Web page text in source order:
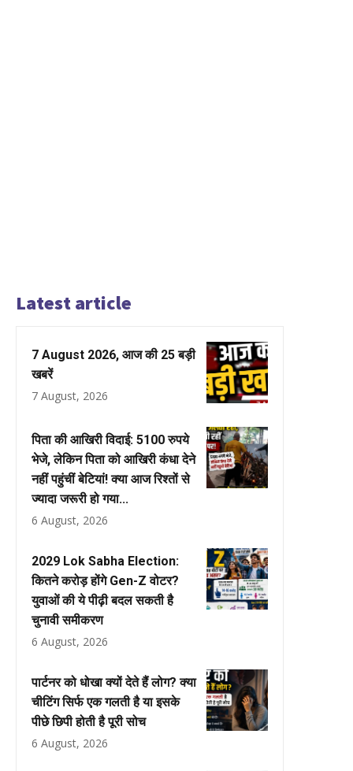
Latest article
7 August 2026, आज की 25 बड़ी
खबरें
7 August, 2026
पिता की आखिरी विदाई: 5100 रुपये
भेजे, लेकिन पिता को आखिरी कंधा देने
नहीं पहुंचीं बेटियां! क्या आज रिश्तों से
ज्यादा जरूरी हो गया...
6 August, 2026
2029 Lok Sabha Election:
कितने करोड़ होंगे Gen-Z वोटर?
युवाओं की ये पीढ़ी बदल सकती है
चुनावी समीकरण
6 August, 2026
पार्टनर को धोखा क्यों देते हैं लोग? क्या
चीटिंग सिर्फ एक गलती है या इसके
पीछे छिपी होती है पूरी सोच
6 August, 2026